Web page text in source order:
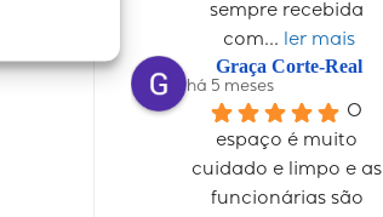
sempre recebida
com... ler mais
Graça Corte-Real
há 5 meses
O
espaço é muito
cuidado e limpo e as
funcionárias são